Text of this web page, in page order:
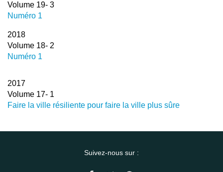
Volume 19- 3
Numéro 1
2018
Volume 18- 2
Numéro 1
2017
Volume 17- 1
Faire la ville résiliente pour faire la ville plus sûre
Suivez-nous sur :